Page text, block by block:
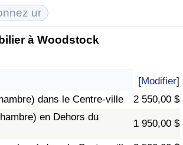
à Woodstock
[Modifier]
dans le Centre-ville
2 550,00 $
en Dehors du
1 950,00 $
la Vie (Actuel)
la Vie
la vie par pays
l'immobilier (Actuel)
l'immobilier
l'immobilier par Pays
de Vie
de Vie (Actuel)
vie par pays